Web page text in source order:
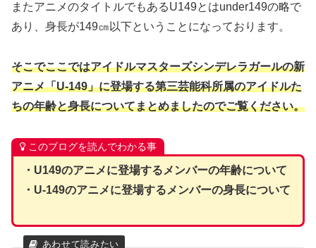
またアニメのタイトルでもあるU149とはunder149の略で
あり、身長が149㎝以下ということになっております。
そこでここではアイドルマスターズシンデレラガールの新
アニメ「U-149」に登場する第三芸能科所属のアイドルた
ちの年齢と身長についてまとめましたのでご覧ください。
このブログを読んでわかる事
・U149のアニメに登場するメンバーの年齢について
・U-149のアニメに登場するメンバーの身長について